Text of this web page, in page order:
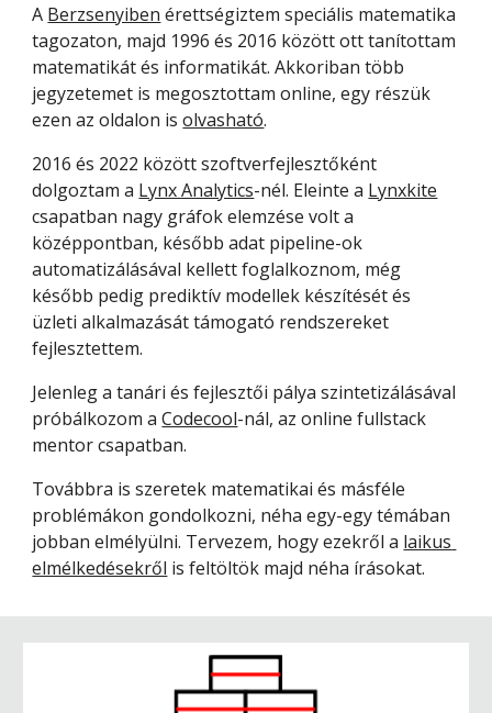
A Berzsenyiben érettségiztem speciális matematika
tagozaton, majd 1996 és 2016 között ott tanítottam
matematikát és informatikát. Akkoriban több
jegyzetemet is megosztottam online, egy részük
ezen az oldalon is olvasható.
2016 és 2022 között szoftverfejlesztőként
dolgoztam a Lynx Analytics-nél. Eleinte a Lynxkite
csapatban nagy gráfok elemzése volt a
középpontban, később adat pipeline-ok
automatizálásával kellett foglalkoznom, még
később pedig prediktív modellek készítését és
üzleti alkalmazását támogató rendszereket
fejlesztettem.
Jelenleg a tanári és fejlesztői pálya szintetizálásával
próbálkozom a Codecool-nál, az online fullstack
mentor csapatban.
Továbbra is szeretek matematikai és másféle
problémákon gondolkozni, néha egy-egy témában
jobban elmélyülni. Tervezem, hogy ezekről a laikus
elmélkedésekről is feltöltök majd néha írásokat.